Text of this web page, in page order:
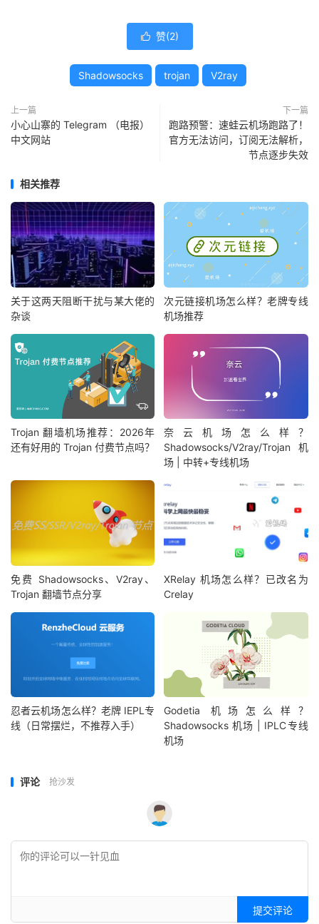
 赞(2)
Shadowsocks trojan V2ray
上一篇
小心山寨的 Telegram （电报）
中文网站
下一篇
跑路预警：速蛙云机场跑路了！
官方无法访问，订阅无法解析，
节点逐步失效
相关推荐
关于这两天阻断干扰与某大佬的
杂谈
次元链接机场怎么样？老牌专线
机场推荐
Trojan 翻墙机场推荐：2026年
还有好用的 Trojan 付费节点吗？
奈云机场怎么样？
Shadowsocks/V2ray/Trojan 机
场 | 中转+专线机场
免费 Shadowsocks、V2ray、
Trojan 翻墙节点分享
XRelay 机场怎么样？已改名为
Crelay
忍者云机场怎么样？老牌 IEPL专
线（日常摆烂，不推荐入手）
Godetia 机场怎么样？
Shadowsocks 机场 | IPLC专线
机场
评论 抢沙发
提交评论